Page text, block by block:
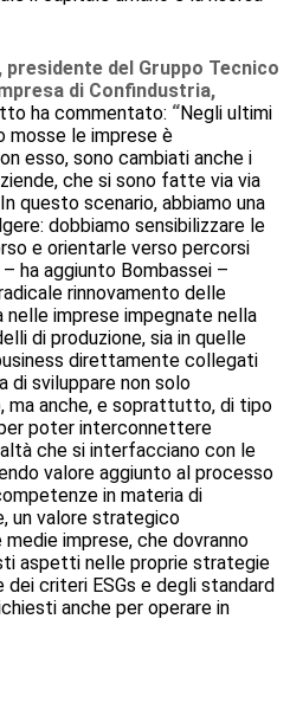
del Gruppo Tecnico
di Confindustria,
ha commentato: “Negli ultimi
mosse le imprese è
esso, sono cambiati anche i
che si sono fatte via via
questo scenario, abbiamo una
dobbiamo sensibilizzare le
e orientarle verso percorsi
ha aggiunto Bombassei –
rinnovamento delle
nelle imprese impegnate nella
di produzione, sia in quelle
direttamente collegati
di sviluppare non solo
anche, e soprattutto, di tipo
poter interconnettere
che si interfacciano con le
valore aggiunto al processo
in materia di
un valore strategico
imprese, che dovranno
aspetti nelle proprie strategie
criteri ESGs e degli standard
anche per operare in